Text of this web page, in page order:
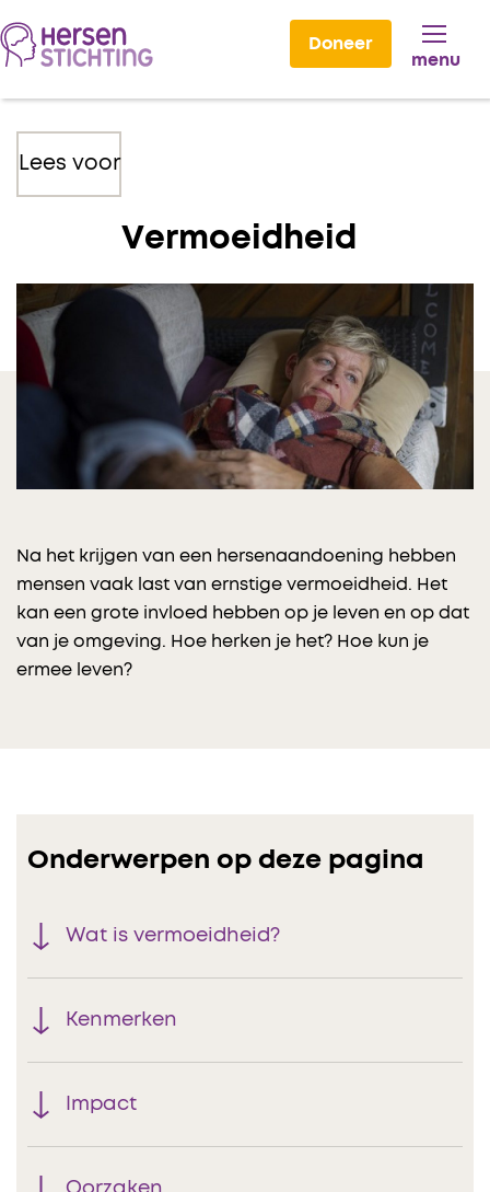
Doneer
menu
Lees voor
Vermoeidheid
Na het krijgen van een hersenaandoening hebben
mensen vaak last van ernstige vermoeidheid. Het
kan een grote invloed hebben op je leven en op dat
van je omgeving. Hoe herken je het? Hoe kun je
ermee leven?
Onderwerpen op deze pagina
Wat is vermoeidheid?
Kenmerken
Impact